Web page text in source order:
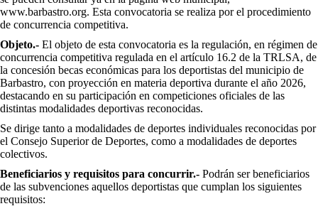
www.barbastro.org. Esta convocatoria se realiza por el procedimiento
de concurrencia competitiva.
Objeto.- El objeto de esta convocatoria es la regulación, en régimen de
concurrencia competitiva regulada en el artículo 16.2 de la TRLSA, de
la concesión becas económicas para los deportistas del municipio de
Barbastro, con proyección en materia deportiva durante el año 2026,
destacando en su participación en competiciones oficiales de las
distintas modalidades deportivas reconocidas.
Se dirige tanto a modalidades de deportes individuales reconocidas por
el Consejo Superior de Deportes, como a modalidades de deportes
colectivos.
Beneficiarios y requisitos para concurrir.- Podrán ser beneficiarios
de las subvenciones aquellos deportistas que cumplan los siguientes
requisitos: